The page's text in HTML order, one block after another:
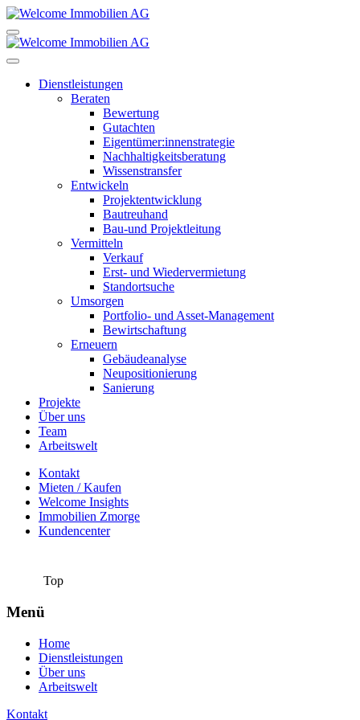
Dienstleistungen
Beraten
Bewertung
Gutachten
Eigentümer:innenstrategie
Nachhaltigkeitsberatung
Wissenstransfer
Entwickeln
Projektentwicklung
Bautreuhand
Bau-und Projektleitung
Vermitteln
Verkauf
Erst- und Wiedervermietung
Standortsuche
Umsorgen
Portfolio- und Asset-Management
Bewirtschaftung
Erneuern
Gebäudeanalyse
Neupositionierung
Sanierung
Projekte
Über uns
Team
Arbeitswelt
Kontakt
Mieten / Kaufen
Welcome Insights
Immobilien Zmorge
Kundencenter
Top
Menü
Home
Dienstleistungen
Über uns
Arbeitswelt
Kontakt